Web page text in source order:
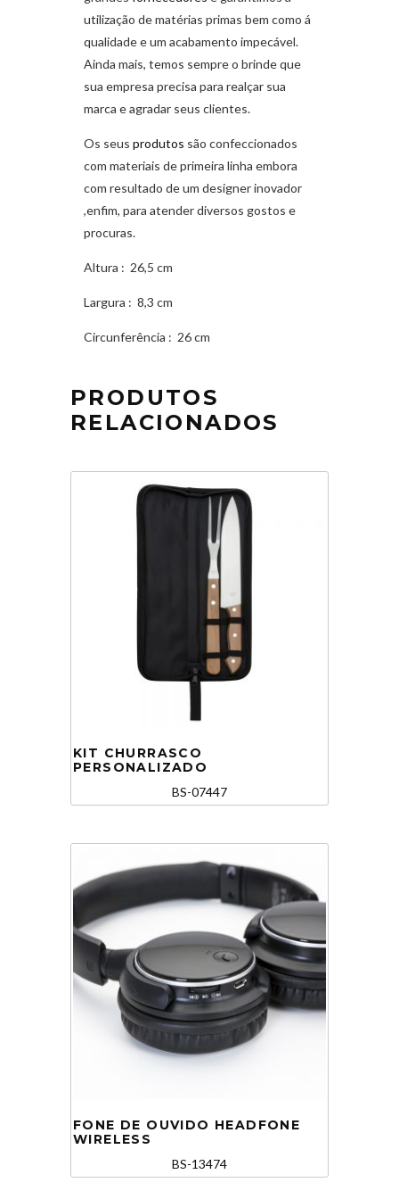
utilização de matérias primas bem como á
qualidade e um acabamento impecável.
Ainda mais, temos sempre o brinde que
sua empresa precisa para realçar sua
marca e agradar seus clientes.
Os seus produtos são confeccionados
com materiais de primeira linha embora
com resultado de um designer inovador
,enfim, para atender diversos gostos e
procuras.
Altura : 26,5 cm
Largura : 8,3 cm
Circunferência : 26 cm
PRODUTOS
RELACIONADOS
KIT CHURRASCO
PERSONALIZADO
BS-07447
FONE DE OUVIDO HEADFONE
WIRELESS
BS-13474